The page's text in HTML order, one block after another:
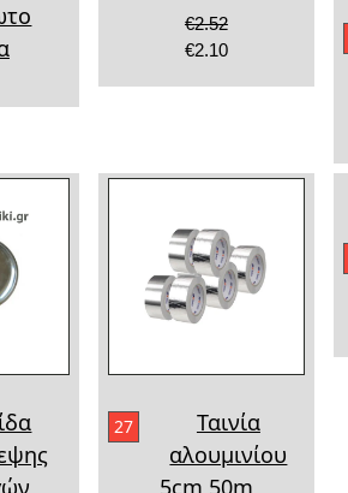
€2.52
€2.10
27
Ταινία
αλουμινίου